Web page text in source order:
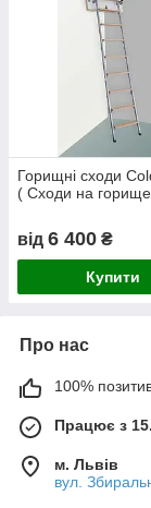
Горищні сходи
( Сходи на
від 6 400 ₴
Купити
Про нас
100%
Працює з
м. Львів
вул.